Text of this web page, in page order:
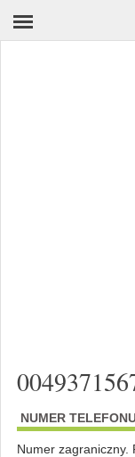
NUMER
Numer zagraniczny.